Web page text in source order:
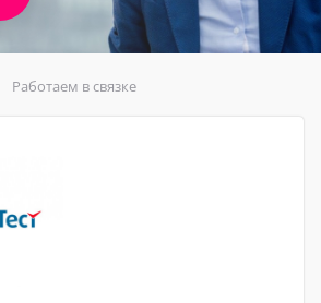
Работаем в связке